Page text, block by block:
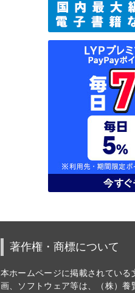
著作権・商標について
本ホームページに掲載されている
画、ソフトウェア等は、（株）養